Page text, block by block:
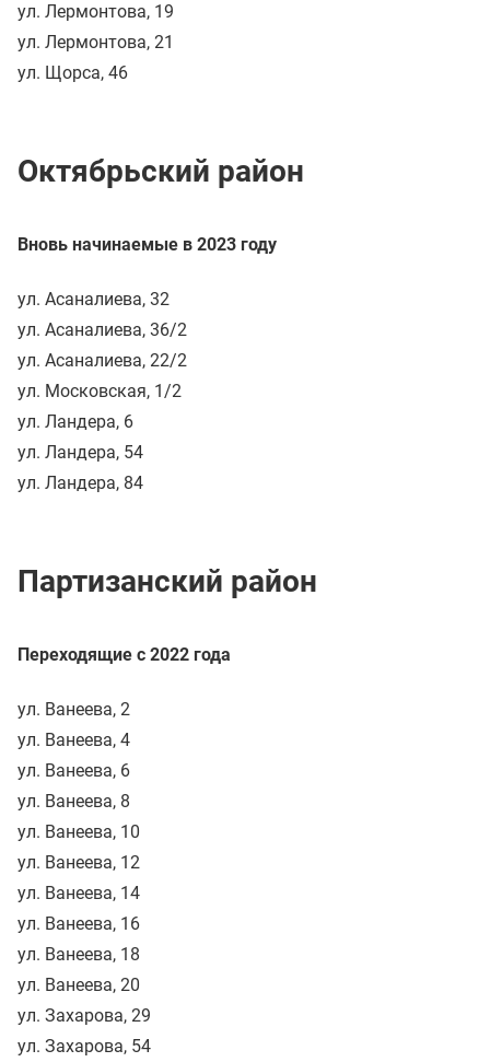
ул. Лермонтова, 19
ул. Лермонтова, 21
ул. Щорса, 46
Октябрьский район
Вновь начинаемые в 2023 году
ул. Асаналиева, 32
ул. Асаналиева, 36/2
ул. Асаналиева, 22/2
ул. Московская, 1/2
ул. Ландера, 6
ул. Ландера, 54
ул. Ландера, 84
Партизанский район
Переходящие с 2022 года
ул. Ванеева, 2
ул. Ванеева, 4
ул. Ванеева, 6
ул. Ванеева, 8
ул. Ванеева, 10
ул. Ванеева, 12
ул. Ванеева, 14
ул. Ванеева, 16
ул. Ванеева, 18
ул. Ванеева, 20
ул. Захарова, 29
ул. Захарова, 54